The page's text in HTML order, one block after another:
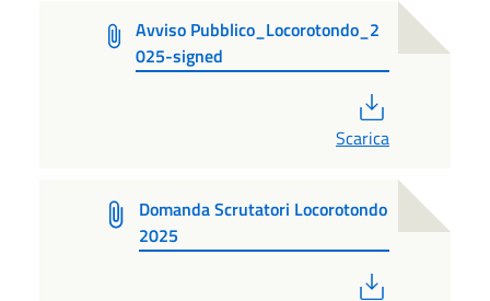
Avviso Pubblico_Locorotondo_2
025-signed
Scarica
Domanda Scrutatori Locorotondo
2025